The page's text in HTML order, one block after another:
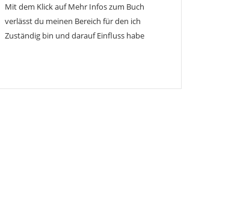
Mit dem Klick auf Mehr Infos zum Buch
verlässt du meinen Bereich für den ich
Zuständig bin und darauf Einfluss habe